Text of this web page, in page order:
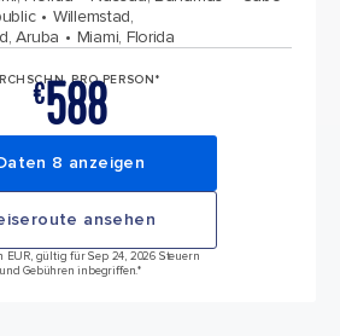
Willemstad,
Aruba Miami, Florida
PRO PERSON*
€588
8 anzeigen
ansehen
EUR, gültig für Sep 24, 2026 Steuern
und Gebühren inbegriffen.*